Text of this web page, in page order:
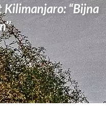
Kilimanjaro: “Bijna